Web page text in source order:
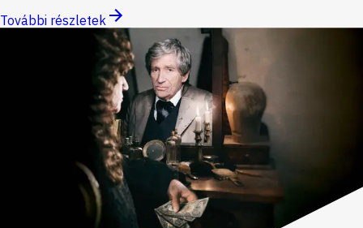
További részletek